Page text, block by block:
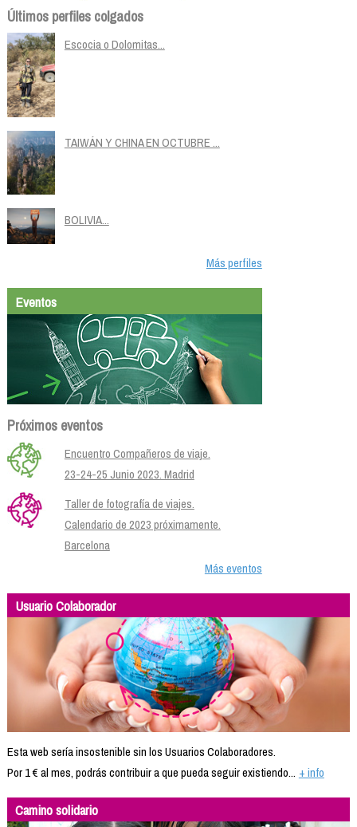
Últimos perfiles colgados
Escocia o Dolomitas...
TAIWÁN Y CHINA EN OCTUBRE ...
BOLIVIA...
Más perfiles
Eventos
Próximos eventos
Encuentro Compañeros de viaje.
23-24-25 Junio 2023. Madrid
Taller de fotografía de viajes.
Calendario de 2023 próximamente.
Barcelona
Más eventos
Usuario Colaborador
Esta web sería insostenible sin los Usuarios Colaboradores.
Por 1 € al mes, podrás contribuir a que pueda seguir existiendo... + info
Camino solidario